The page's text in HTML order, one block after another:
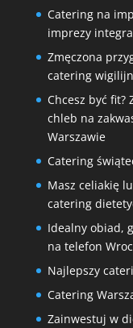
Catering na
imprezy
Zmęczona
catering
Chcesz być
chleb na
Warszawie
Catering
Masz celiakię
catering
Idealny obiad,
na telefon
Najlepszy
Catering
Zainwestuj w